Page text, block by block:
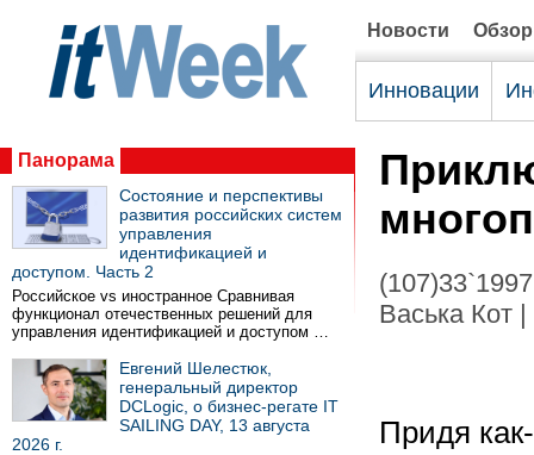
Новости
Инновации
Панорама
Состояние и перспективы
развития российских систем
управления
идентификацией и
доступом. Часть 2
Российское vs иностранное Сравнивая
функционал отечественных решений для
управления идентификацией и доступом …
Евгений Шелестюк,
генеральный директор
DCLogic, о бизнес-регате IT
SAILING DAY, 13 августа
2026 г.
(107)33`1997
Васька Кот
Придя